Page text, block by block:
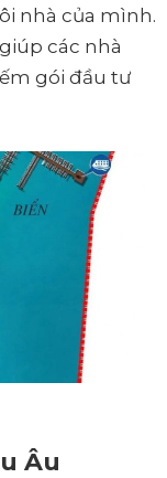
nhà của mình.
các nhà
gói đầu tư
Âu